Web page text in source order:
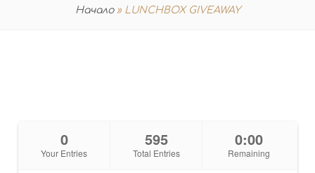
Начало » LUNCHBOX GIVEAWAY